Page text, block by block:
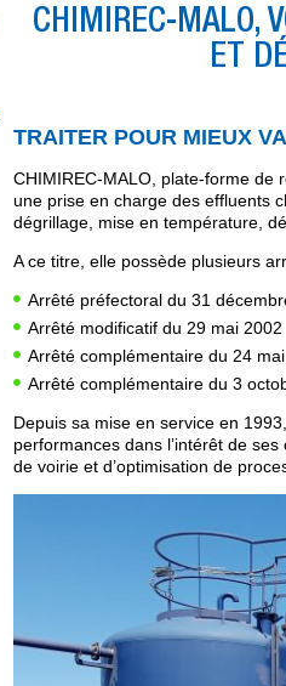
CHIMIREC-MALO,
ET
TRAITER POUR MIEUX
CHIMIREC-MALO, plate-forme de
une prise en charge des effluents
dégrillage, mise en température,
A ce titre, elle possède plusieurs
Arrêté préfectoral du 31
Arrêté modificatif du 29 mai 2002
Arrêté complémentaire du 24
Arrêté complémentaire du 3
Depuis sa mise en service en
performances dans l’intérêt de
de voirie et d’optimisation de